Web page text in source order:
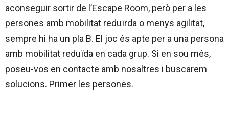
aconseguir sortir de l’Escape Room, però per a les
persones amb mobilitat reduïrda o menys agilitat,
sempre hi ha un pla B. El joc és apte per a una persona
amb mobilitat reduïda en cada grup. Si en sou més,
poseu-vos en contacte amb nosaltres i buscarem
solucions. Primer les persones.